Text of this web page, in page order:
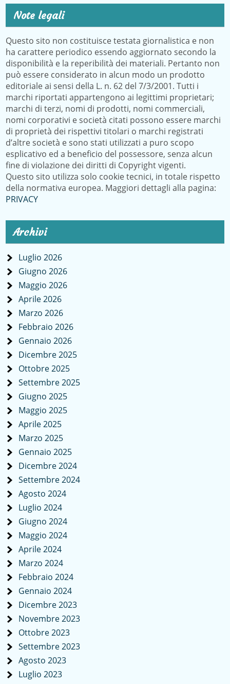
Note legali
Questo sito non costituisce testata giornalistica e non
ha carattere periodico essendo aggiornato secondo la
disponibilità e la reperibilità dei materiali. Pertanto non
può essere considerato in alcun modo un prodotto
editoriale ai sensi della L. n. 62 del 7/3/2001. Tutti i
marchi riportati appartengono ai legittimi proprietari;
marchi di terzi, nomi di prodotti, nomi commerciali,
nomi corporativi e società citati possono essere marchi
di proprietà dei rispettivi titolari o marchi registrati
d’altre società e sono stati utilizzati a puro scopo
esplicativo ed a beneficio del possessore, senza alcun
fine di violazione dei diritti di Copyright vigenti.
Questo sito utilizza solo cookie tecnici, in totale rispetto
della normativa europea. Maggiori dettagli alla pagina:
PRIVACY
Archivi
Luglio 2026
Giugno 2026
Maggio 2026
Aprile 2026
Marzo 2026
Febbraio 2026
Gennaio 2026
Dicembre 2025
Ottobre 2025
Settembre 2025
Giugno 2025
Maggio 2025
Aprile 2025
Marzo 2025
Gennaio 2025
Dicembre 2024
Settembre 2024
Agosto 2024
Luglio 2024
Giugno 2024
Maggio 2024
Aprile 2024
Marzo 2024
Febbraio 2024
Gennaio 2024
Dicembre 2023
Novembre 2023
Ottobre 2023
Settembre 2023
Agosto 2023
Luglio 2023